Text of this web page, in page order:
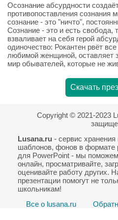
Осознание абсурдности
противопоставления сознания
сознание - это "ничто",
Сознание - это и есть свобода,
взваливает на себя герой
одиночество: Рокантен рвёт
любимой женщиной, оставляет
мир обывателей, которые не
Скачать
Copyright © 2021-2023
Lusana.ru - сервис
шаблонов, фонов в
для PowerPoint - мы
онлайн, просматривайте,
оценивайте работу других.
презентации помогут не
школьникам!
Все о lusana.ru